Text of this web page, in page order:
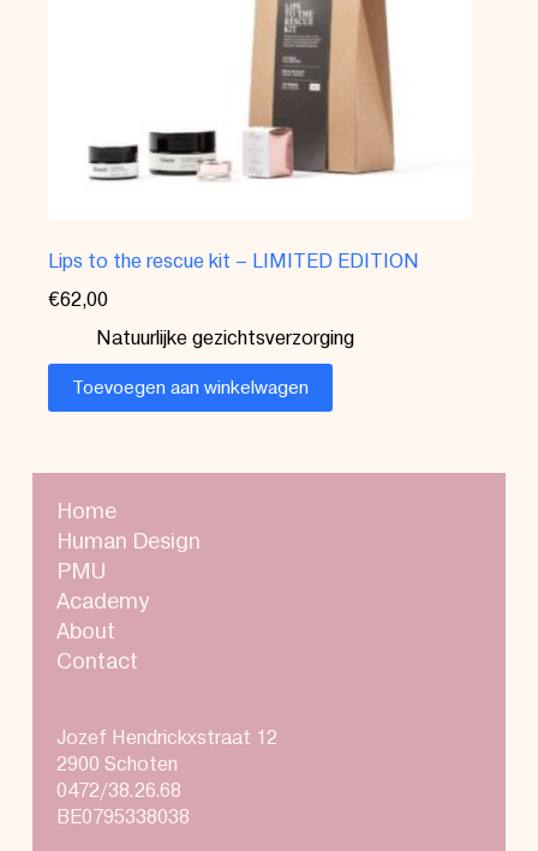
Lips to the rescue kit – LIMITED EDITION
€62,00
Natuurlijke gezichtsverzorging
Toevoegen aan winkelwagen
Home
Human Design
PMU
Academy
About
Contact
Jozef Hendrickxstraat 12
2900 Schoten
0472/38.26.68
BE0795338038